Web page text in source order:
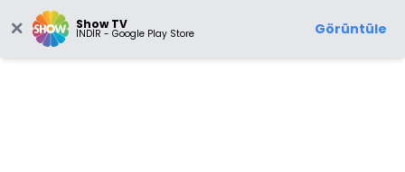
Show TV
İNDİR - Google Play Store Görüntüle